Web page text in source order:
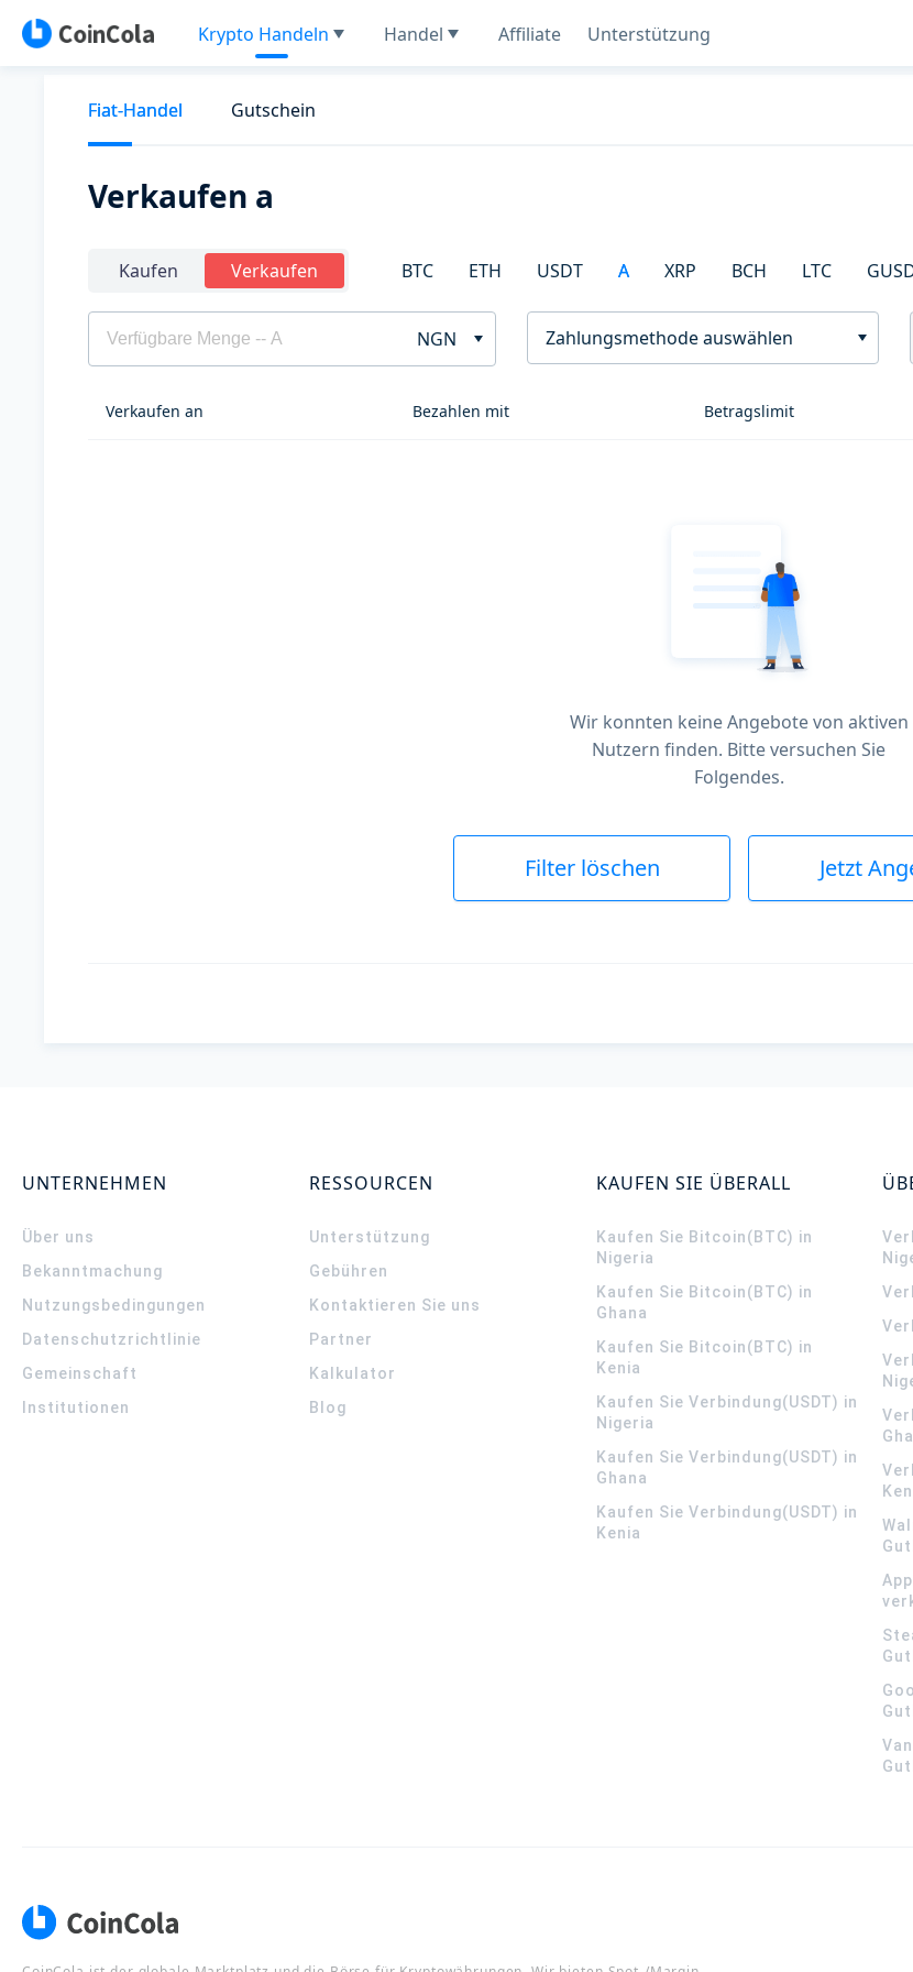
Krypto Handeln Handel Affiliate Unterstützung
Fiat-Handel Gutschein
Verkaufen a
Kaufen Verkaufen BTC ETH USDT A XRP BCH LTC
NGN Zahlungsmethode auswählen
Verkaufen an Bezahlen mit Betragslimit
Wir konnten keine Angebote von aktiven
Nutzern finden. Bitte versuchen Sie
Folgendes.
Filter löschen Jetzt
UNTERNEHMEN
Über uns
Bekanntmachung
Nutzungsbedingungen
Datenschutzrichtlinie
Gemeinschaft
Institutionen
RESSOURCEN
Unterstützung
Gebühren
Kontaktieren Sie uns
Partner
Kalkulator
Blog
KAUFEN SIE ÜBERALL
Kaufen Sie Bitcoin(BTC) in
Nigeria
Kaufen Sie Bitcoin(BTC) in
Ghana
Kaufen Sie Bitcoin(BTC) in
Kenia
Kaufen Sie Verbindung(USDT) in
Nigeria
Kaufen Sie Verbindung(USDT) in
Ghana
Kaufen Sie Verbindung(USDT) in
Kenia